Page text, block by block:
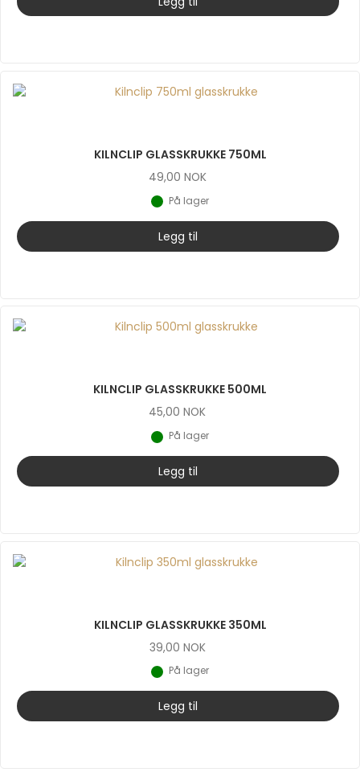
KILNCLIP GLASSKRUKKE 750ML
49,00 NOK
På lager
Legg til
KILNCLIP GLASSKRUKKE 500ML
45,00 NOK
På lager
Legg til
KILNCLIP GLASSKRUKKE 350ML
39,00 NOK
På lager
Legg til